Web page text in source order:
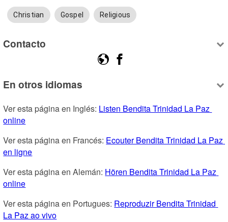
Christian Gospel Religious
Contacto
En otros idiomas
Ver esta página en Inglés: Listen Bendita Trinidad La Paz
online
Ver esta página en Francés: Ecouter Bendita Trinidad La Paz
en ligne
Ver esta página en Alemán: Hören Bendita Trinidad La Paz
online
Ver esta página en Portugues: Reproduzir Bendita Trinidad
La Paz ao vivo